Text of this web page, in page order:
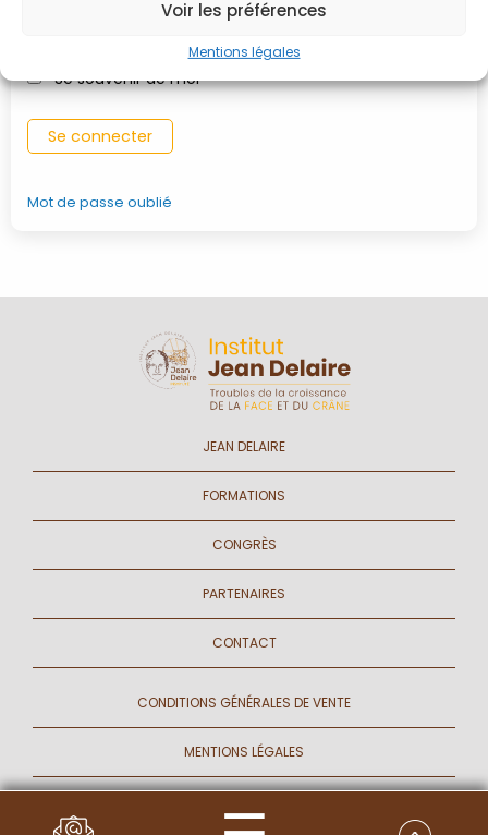
Voir les préférences
Mentions légales
Se souvenir de moi
Mot de passe oublié
JEAN DELAIRE
FORMATIONS
CONGRÈS
PARTENAIRES
CONTACT
CONDITIONS GÉNÉRALES DE VENTE
MENTIONS LÉGALES